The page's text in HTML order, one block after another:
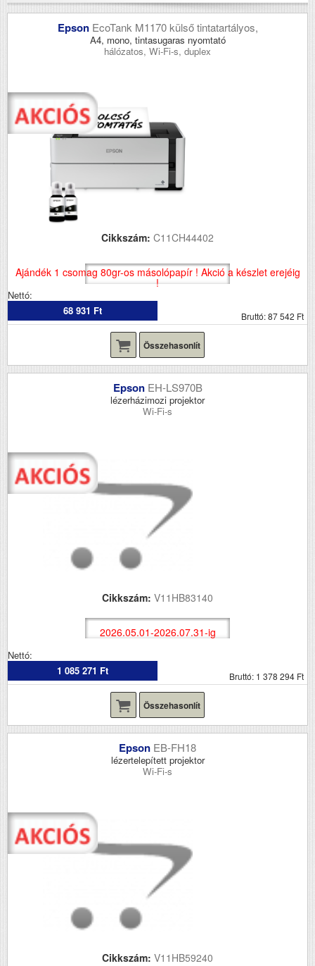
Epson EcoTank M1170 külső tintatartályos,
A4, mono, tintasugaras nyomtató
hálózatos, Wi-Fi-s, duplex
Cikkszám: C11CH44402
Ajándék 1 csomag 80gr-os másolópapír ! Akció a készlet erejéig
!
Nettó:
68 931 Ft
Bruttó: 87 542 Ft
Összehasonlít
Epson EH-LS970B
lézerházimozi projektor
Wi-Fi-s
Cikkszám: V11HB83140
2026.05.01-2026.07.31-ig
Nettó:
1 085 271 Ft
Bruttó: 1 378 294 Ft
Összehasonlít
Epson EB-FH18
lézertelepített projektor
Wi-Fi-s
Cikkszám: V11HB59240